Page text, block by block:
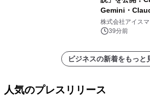
Gemini・
比較―自社に合
かる実践ガイド
株式会社アイス
39分前
ビジネスの新着をもっと
人気のプレスリリース